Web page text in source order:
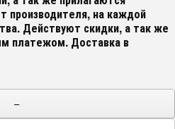
производителя, на каждой
. Действуют скидки, а так же
платежом. Доставка в
−